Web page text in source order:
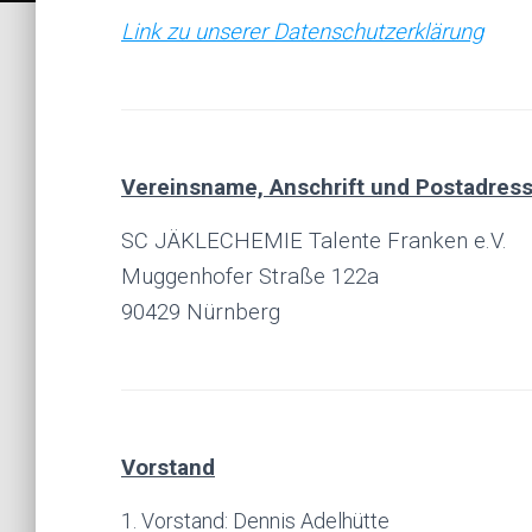
Link zu unserer Datenschutzerklärung
Vereinsname, Anschrift und
SC JÄKLECHEMIE Talente Franken e.V.
Muggenhofer Straße 122a
90429 Nürnberg
Vorstand
1. Vorstand: Dennis Adelhütte